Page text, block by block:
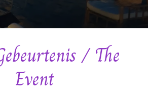
/ The
Event